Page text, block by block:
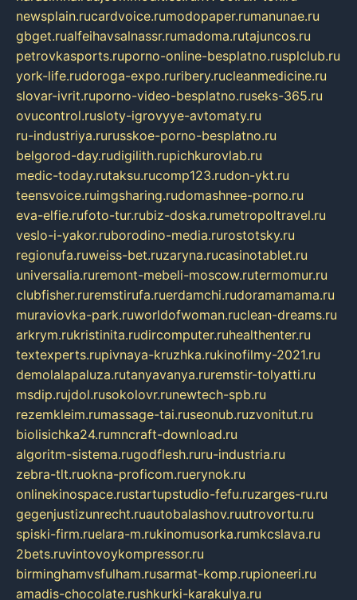
newsplain.rucardvoice.rumodopaper.rumanunae.ru
gbget.rualfeihavsalnassr.rumadoma.rutajuncos.ru
petrovkasports.ruporno-online-besplatno.rusplclub.ru
york-life.rudoroga-expo.ruribery.rucleanmedicine.ru
slovar-ivrit.ruporno-video-besplatno.ruseks-365.ru
ovucontrol.rusloty-igrovyye-avtomaty.ru
ru-industriya.rurusskoe-porno-besplatno.ru
belgorod-day.rudigilith.rupichkurovlab.ru
medic-today.rutaksu.rucomp123.rudon-ykt.ru
teensvoice.ruimgsharing.rudomashnee-porno.ru
eva-elfie.rufoto-tur.rubiz-doska.rumetropoltravel.ru
veslo-i-yakor.ruborodino-media.rurostotsky.ru
regionufa.ruweiss-bet.ruzaryna.rucasinotablet.ru
universalia.ruremont-mebeli-moscow.rutermomur.ru
clubfisher.ruremstirufa.ruerdamchi.rudoramamama.ru
muraviovka-park.ruworldofwoman.ruclean-dreams.ru
arkrym.rukristinita.rudircomputer.ruhealthenter.ru
textexperts.rupivnaya-kruzhka.rukinofilmy-2021.ru
demolalapaluza.rutanyavanya.ruremstir-tolyatti.ru
msdip.rujdol.rusokolovr.runewtech-spb.ru
rezemkleim.rumassage-tai.ruseonub.ruzvonitut.ru
biolisichka24.rumncraft-download.ru
algoritm-sistema.rugodflesh.ruru-industria.ru
zebra-tlt.ruokna-proficom.ruerynok.ru
onlinekinospace.rustartupstudio-fefu.ruzarges-ru.ru
gegenjustizunrecht.ruautobalashov.ruutrovortu.ru
spiski-firm.ruelara-m.rukinomusorka.rumkcslava.ru
2bets.ruvintovoykompressor.ru
birminghamvsfulham.rusarmat-komp.rupioneeri.ru
amadis-chocolate.rushkurki-karakulya.ru